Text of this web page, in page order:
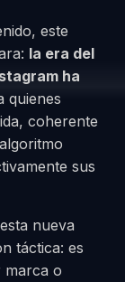
este
la era del
ha
quienes
coherente
sus
nueva
táctica: es
marca o